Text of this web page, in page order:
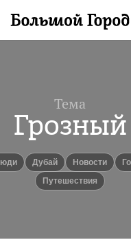
Тема
Грозный
люди Дубай новости
путешествия